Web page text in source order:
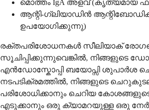
മൊത്തം IgA അളവ് (കൃത്യമായ
ആന്റി-ഗ്ലിയാഡിൻ
ഉപയോഗിക്കുന്നു)
രക്തപരിശോധനകൾ സീലിയാക്
സൂചിപ്പിക്കുന്നുവെങ്കിൽ, നിങ്ങളുടെ
എൻഡോസ്കോപ്പി ബയോപ്സി ശുപാർശ
നടപടിക്രമത്തിൽ, നിങ്ങളുടെ
പരിശോധിക്കാനും ചെറിയ
എടുക്കാനും ഒരു ക്യാമറയുള്ള ഒരു